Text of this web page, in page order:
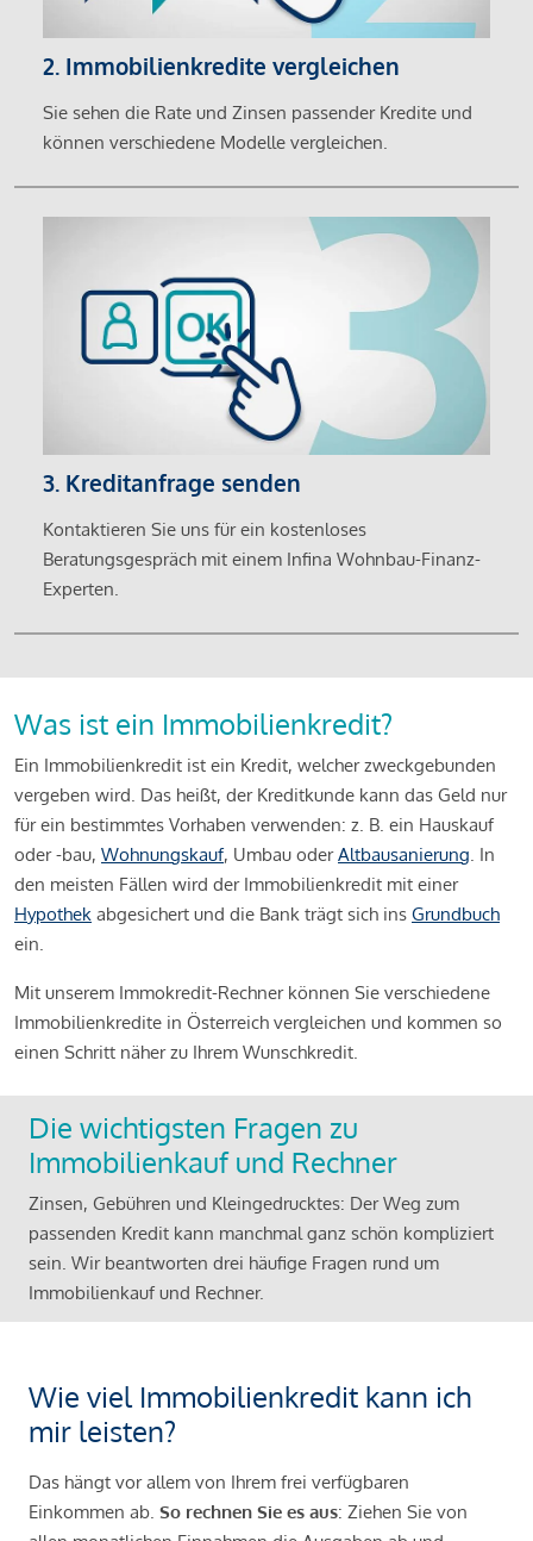
2. Immobilienkredite vergleichen
Sie sehen die Rate und Zinsen passender Kredite und
können verschiedene Modelle vergleichen.
3. Kreditanfrage senden
Kontaktieren Sie uns für ein kostenloses
Beratungsgespräch mit einem Infina Wohnbau-Finanz-
Experten.
Was ist ein Immobilienkredit?
Ein Immobilienkredit ist ein Kredit, welcher zweckgebunden
vergeben wird. Das heißt, der Kreditkunde kann das Geld nur
für ein bestimmtes Vorhaben verwenden: z. B. ein Hauskauf
oder -bau, Wohnungskauf, Umbau oderAltbausanierung. In
den meisten Fällen wird der Immobilienkredit mit einer
Hypothek abgesichert und die Bank trägt sich ins Grundbuch
ein.
Mit unserem Immokredit-Rechner können Sie verschiedene
Immobilienkredite in Österreich vergleichen und kommen so
einen Schritt näher zu Ihrem Wunschkredit.
Die wichtigsten Fragen zu
Immobilienkauf und Rechner
Zinsen, Gebühren und Kleingedrucktes: Der Weg zum
passenden Kredit kann manchmal ganz schön kompliziert
sein. Wir beantworten drei häufige Fragen rund um
Immobilienkauf und Rechner.
Wie viel Immobilienkredit kann ich
mir leisten?
Das hängt vor allem von Ihrem frei verfügbaren
Einkommen ab. So rechnen Sie es aus: Ziehen Sie von